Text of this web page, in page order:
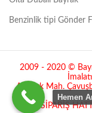
Benzinlik tipi Gönder
2009 - 2020 ©
Atatürk Mah.
SİPARİŞ
Hemen